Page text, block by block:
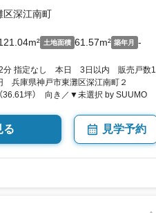
区深江南町
土地面積 61.57m² 築年月 -
12分 指定なし 本日 3日以内 販売戸数1
兵庫県神戸市東灘区深江南町２
坪） 向き／▼未選択 by SUUMO
る 見学予約